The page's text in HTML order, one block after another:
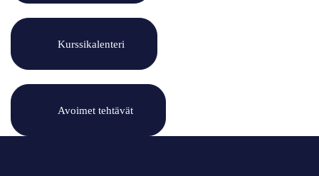
Kurssikalenteri
Avoimet tehtävät